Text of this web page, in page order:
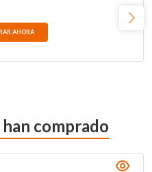
AHORA
comprado